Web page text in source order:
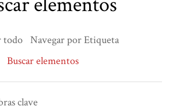
todo Navegar por Etiqueta
Buscar elementos
clave